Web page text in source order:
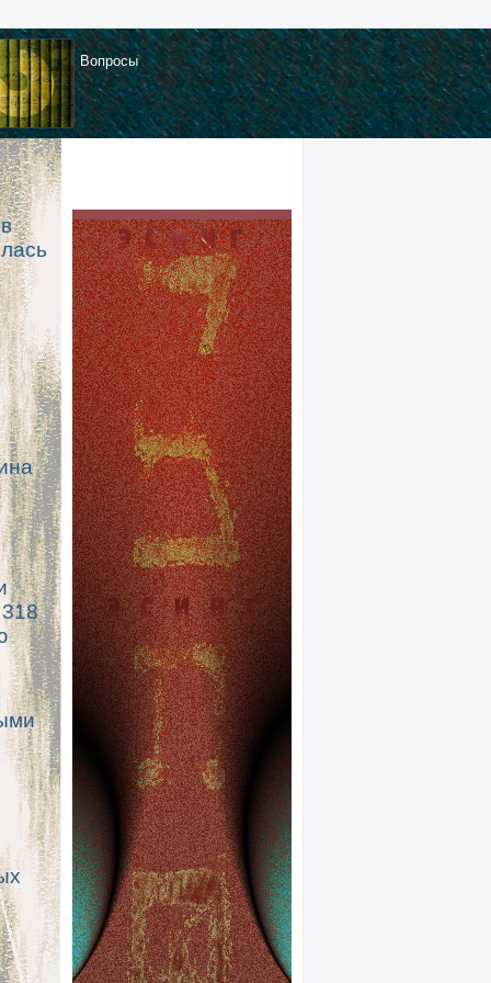
Вопросы